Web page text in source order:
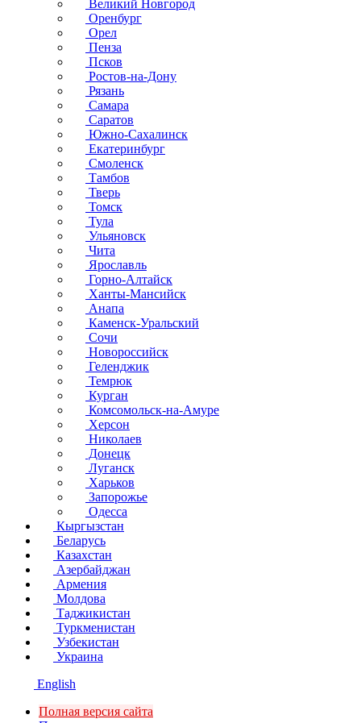
Великий Новгород
Оренбург
Орел
Пенза
Псков
Ростов-на-Дону
Рязань
Самара
Саратов
Южно-Сахалинск
Екатеринбург
Смоленск
Тамбов
Тверь
Томск
Тула
Ульяновск
Чита
Ярославль
Горно-Алтайск
Ханты-Мансийск
Анапа
Каменск-Уральский
Сочи
Новороссийск
Геленджик
Темрюк
Курган
Комсомольск-на-Амуре
Херсон
Николаев
Донецк
Луганск
Харьков
Запорожье
Одесса
Кыргызстан
Беларусь
Казахстан
Азербайджан
Армения
Молдова
Таджикистан
Туркменистан
Узбекистан
Украина
English
Полная версия сайта